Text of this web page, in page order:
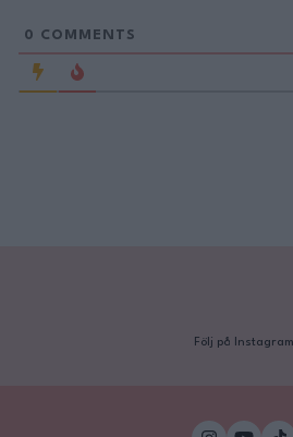
0 COMMENTS
Följ på Instagram